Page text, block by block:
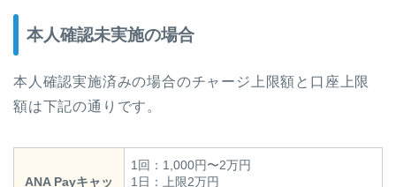
本人確認未実施の場合
本人確認実施済みの場合のチャージ上限額と口座上限
額は下記の通りです。
ANA Payキャッ
1回：1,000円〜2万円
1日：上限2万円